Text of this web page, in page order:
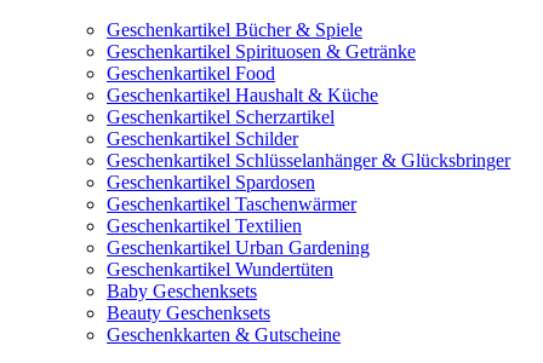
Geschenkartikel Bücher & Spiele
Geschenkartikel Spirituosen & Getränke
Geschenkartikel Food
Geschenkartikel Haushalt & Küche
Geschenkartikel Scherzartikel
Geschenkartikel Schilder
Geschenkartikel Schlüsselanhänger & Glücksbringer
Geschenkartikel Spardosen
Geschenkartikel Taschenwärmer
Geschenkartikel Textilien
Geschenkartikel Urban Gardening
Geschenkartikel Wundertüten
Baby Geschenksets
Beauty Geschenksets
Geschenkkarten & Gutscheine